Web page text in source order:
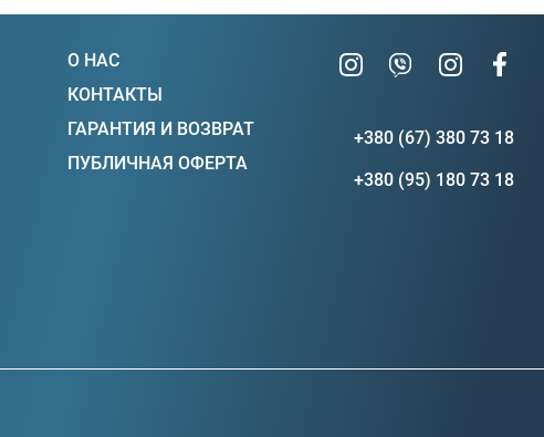
О НАС
КОНТАКТЫ
ГАРАНТИЯ И ВОЗВРАТ
ПУБЛИЧНАЯ ОФЕРТА
+380 (67) 380 73 18
+380 (95) 180 73 18